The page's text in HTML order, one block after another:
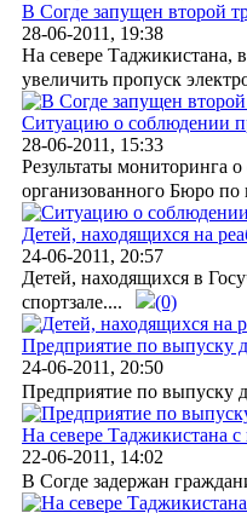
В Согде запущен второй
28-06-2011, 19:38
На севере Таджикистана,
увеличить пропуск
Ситуацию о соблюдении
28-06-2011, 15:33
Результаты мониторинга
организованного Бюро по
Детей, находящихся на
24-06-2011, 20:57
Детей, находящихся в
спортзале....
(0)
Предприятие по выпуску
24-06-2011, 20:50
Предприятие по выпуску
На севере Таджикистана
22-06-2011, 14:02
В Согде задержан